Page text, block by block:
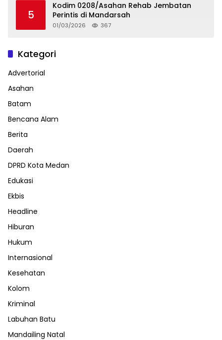
5
Kodim 0208/Asahan Rehab Jembatan
Perintis di Mandarsah
01/03/2026 367
Kategori
Advertorial
Asahan
Batam
Bencana Alam
Berita
Daerah
DPRD Kota Medan
Edukasi
Ekbis
Headline
Hiburan
Hukum
Internasional
Kesehatan
Kolom
Kriminal
Labuhan Batu
Mandailing Natal